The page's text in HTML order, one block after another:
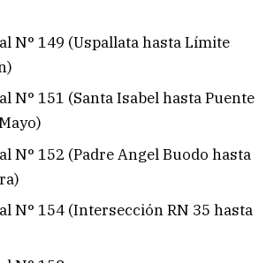
N° 149 (Uspallata hasta Límite
N° 151 (Santa Isabel hasta Puente
N° 152 (Padre Angel Buodo hasta
N° 154 (Intersección RN 35 hasta